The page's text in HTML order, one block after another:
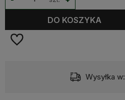
DO KOSZYKA
Wysyłka w: